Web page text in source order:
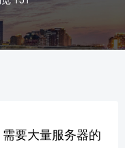
要大量服务器的